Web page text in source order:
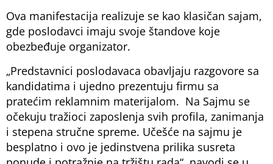
Ova manifestacija realizuje se kao klasičan sajam,
gde poslodavci imaju svoje štandove koje
obezbeđuje organizator.
„Predstavnici poslodavaca obavljaju razgovore sa
kandidatima i ujedno prezentuju firmu sa
pratećim reklamnim materijalom. Na Sajmu se
očekuju tražioci zaposlenja svih profila, zanimanja
i stepena stručne spreme. Učešće na sajmu je
besplatno i ovo je jedinstvena prilika susreta